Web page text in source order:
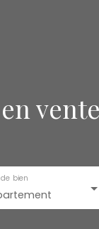
bien